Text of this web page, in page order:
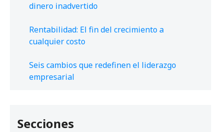
dinero inadvertido
Rentabilidad: El fin del crecimiento a
cualquier costo
Seis cambios que redefinen el liderazgo
empresarial
Secciones